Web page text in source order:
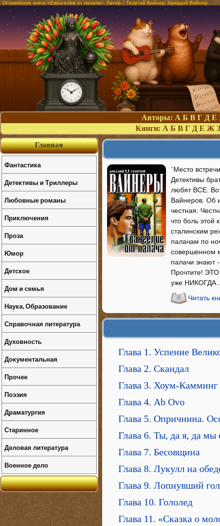
Оглавление книги «Евангелие от палача». Автор – Георгий Вайнер, Аркадий Вайнер
Авторы: А Б В Г Д Е
Книги: А Б В Г Д Е Ж З
`Место
Детективы
любят ВСЕ.
Вайнеров. Об
честная.
что боль этой
сталинским
палачам по
совершенном
палачи знают
Прочтите! ЭТО
уже
Читать
Глава 1. Успение
Глава 2. Скандал
Глава 3. Хоум-Камминг
Глава 4. Ab Ovo
Глава 5. Опричнина.
Глава 6. Ты, да я, да мы
Глава 7. Бесовщина
Глава 8. Лукулл на
Глава 9. Лопнувший
Глава 10. Гололед
Глава 11. «Сказка о
Главная
Фантастика
Детективы и Триллеры
Любовные романы
Приключения
Проза
Юмор
Детское
Дом и семья
Наука, Образование
Справочная литература
Духовность
Документальная
Прочее
Поэзия
Драматургия
Старинное
Деловая литература
Военное дело